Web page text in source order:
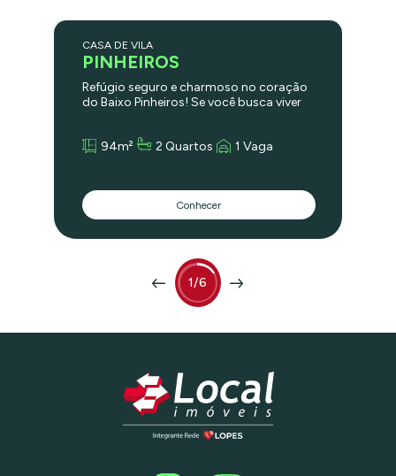
1/6
CASA DE VILA
PINHEIROS
Refúgio seguro e charmoso no coração
do Baixo Pinheiros! Se você busca viver
Localizada em uma vila fechada, super
dois mundos: sossego e localização
estratégica. Com 2 dormitórios, 2 vagas
e um ambiente cheio de charme, é o tipo
de lar raro de encontrar — e com um
quem valoriza qualidade de vida,
vizinhança acolhedora e a sensação de
estar protegido, mesmo em plena
94m² 2 Quartos 1 Vaga
Conhecer